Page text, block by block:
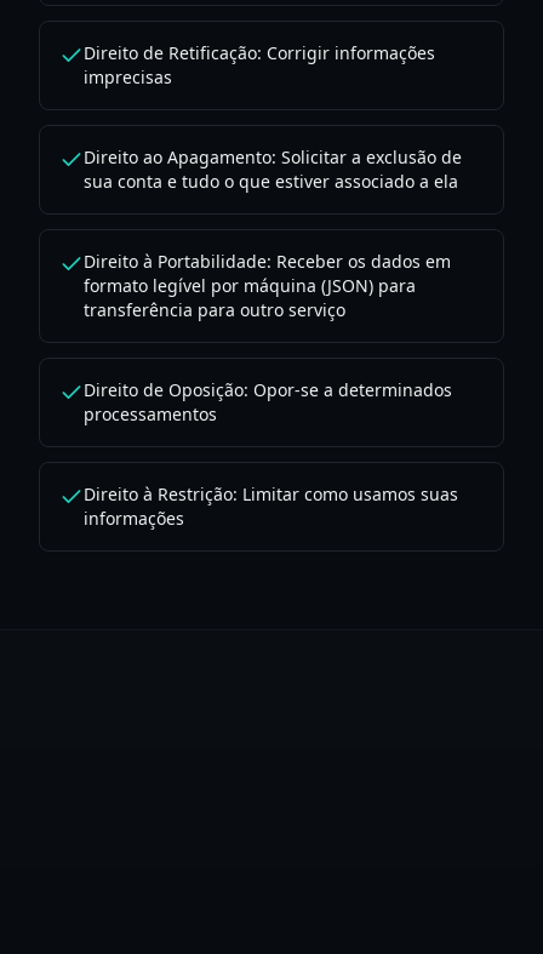
Direito de Retificação: Corrigir informações
imprecisas
Direito ao Apagamento: Solicitar a exclusão de
sua conta e tudo o que estiver associado a ela
Direito à Portabilidade: Receber os dados em
formato legível por máquina (JSON) para
transferência para outro serviço
Direito de Oposição: Opor-se a determinados
processamentos
Direito à Restrição: Limitar como usamos suas
informações